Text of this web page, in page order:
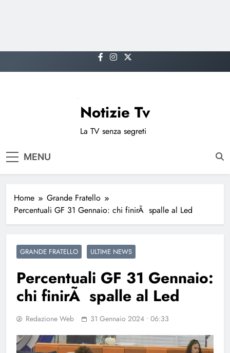
to
Notizie Tv
La TV senza segreti
MENU
Home
Grande Fratello
Percentuali GF 31 Gennaio: chi finirÃ spalle al Led
GRANDE FRATELLO ULTIME NEWS
Percentuali GF 31 Gennaio:
chi finirÃ spalle al Led
Redazione Web 31 Gennaio 2024 • 06:33